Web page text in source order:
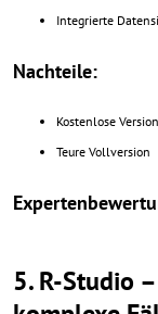
Integrierte
Nachteile:
Kostenlose
Teure Vollversion
5. R-Studio